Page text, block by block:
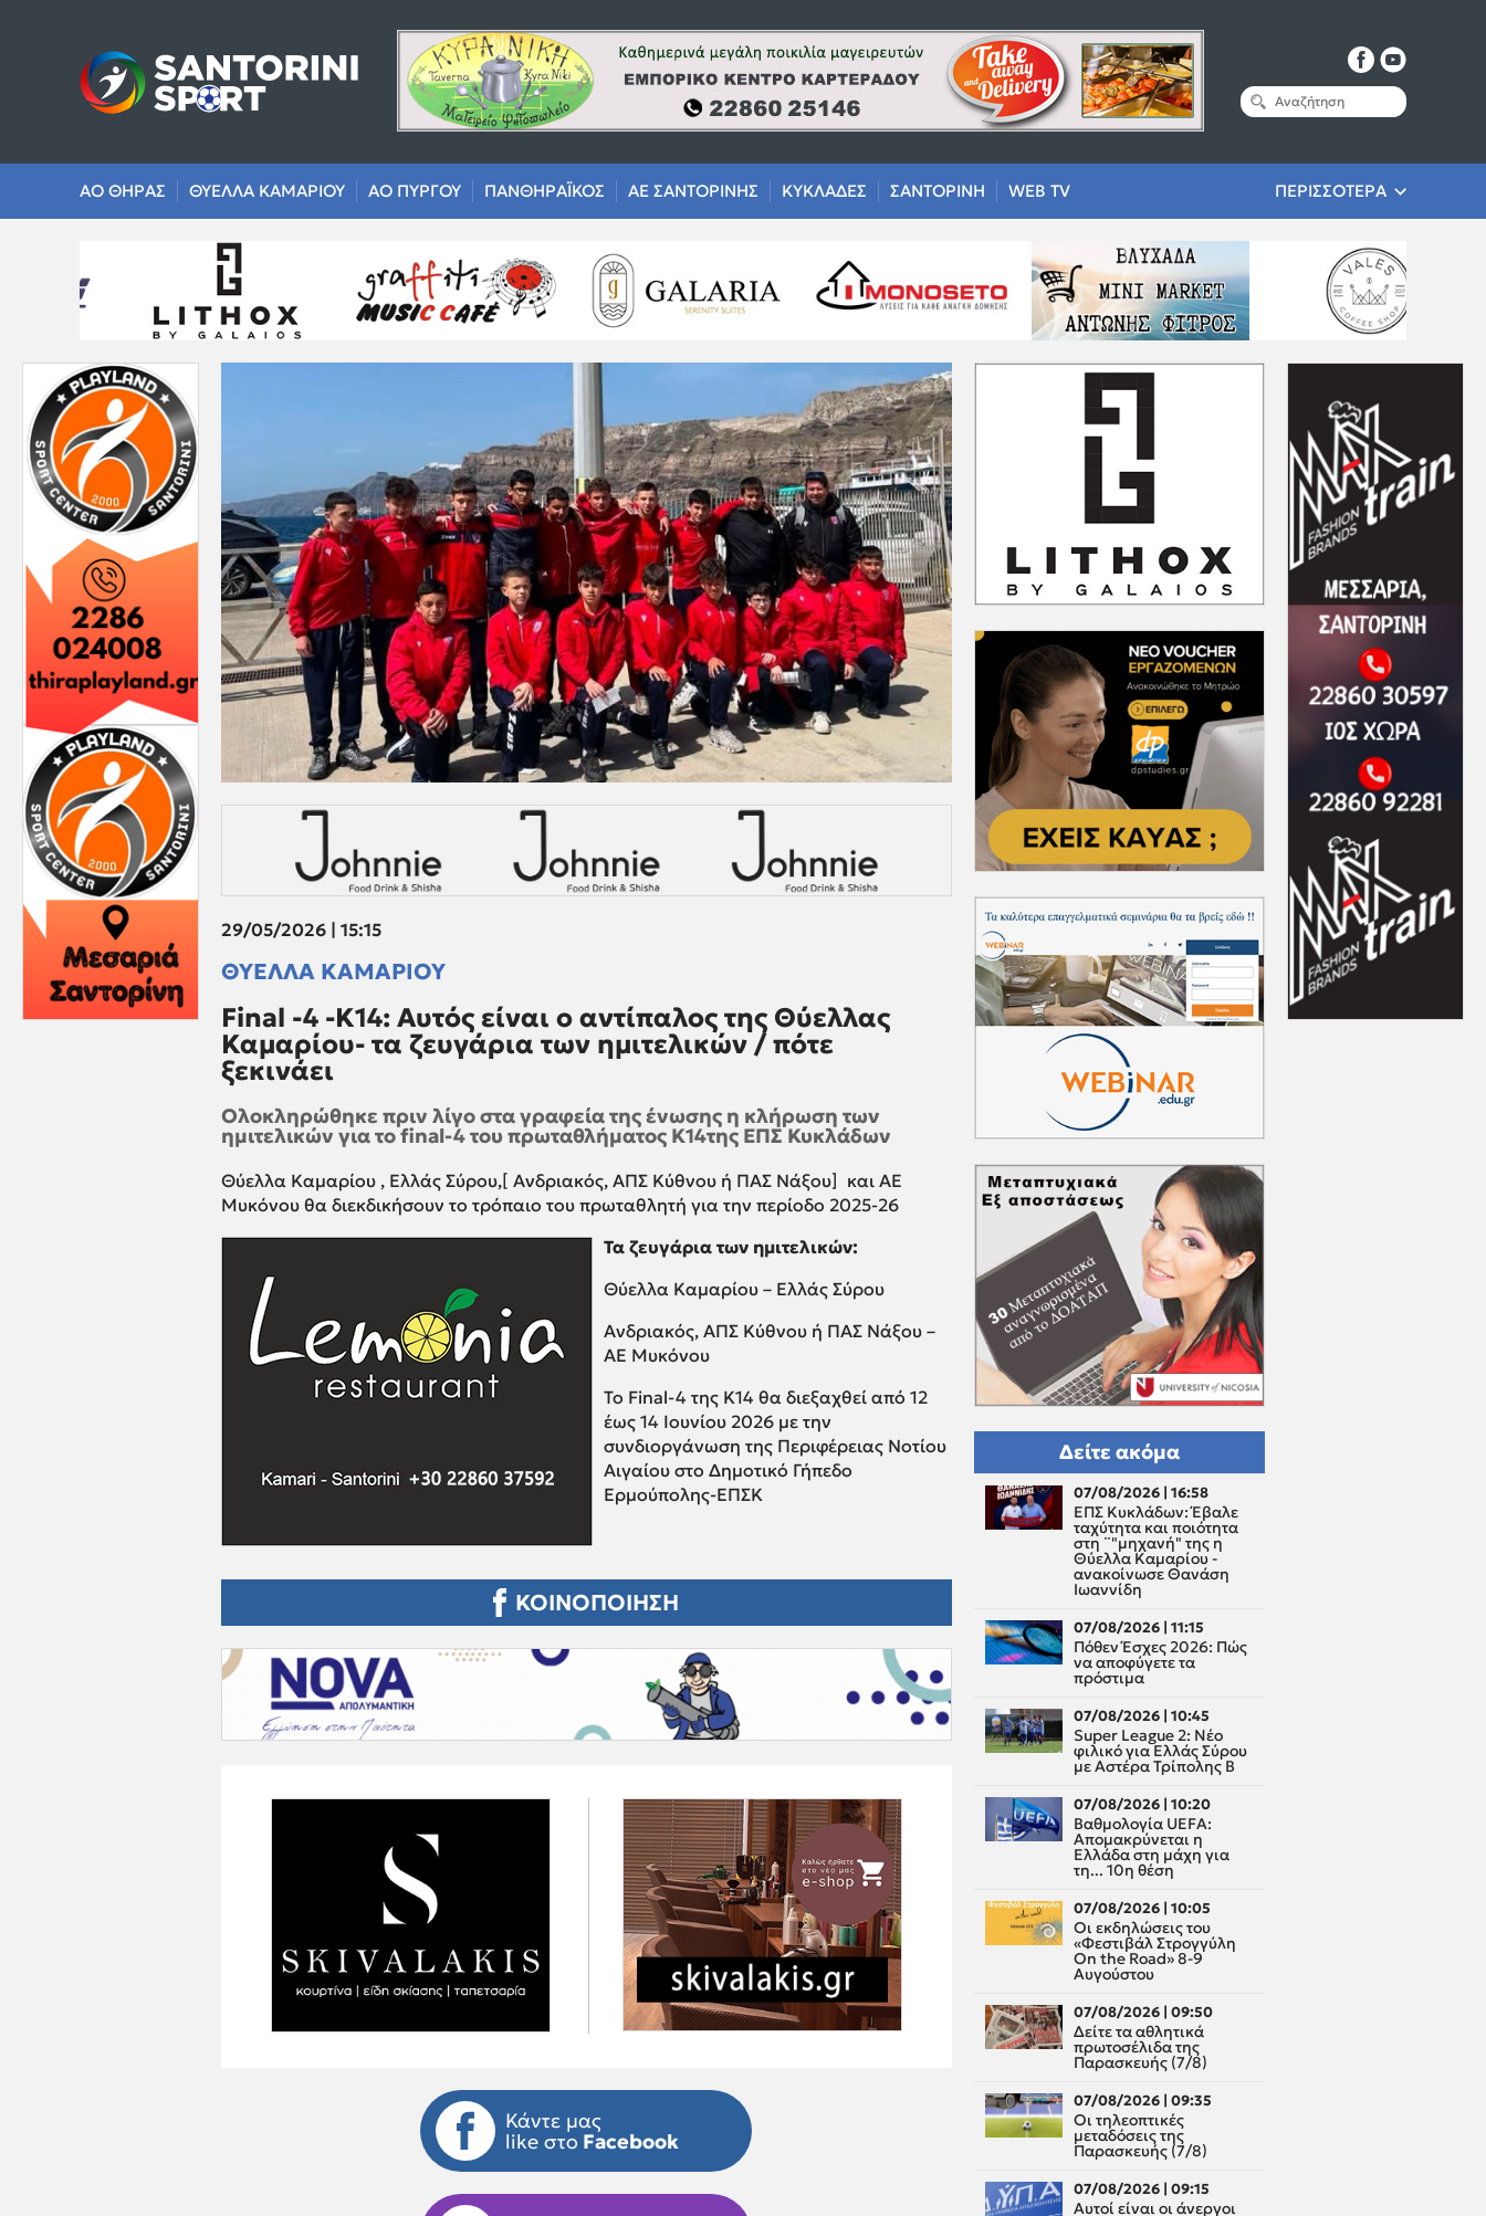
ΑΟ ΘΗΡΑΣ ΘΥΕΛΛΑ ΚΑΜΑΡΙΟΥ ΑΟ ΠΥΡΓΟΥ ΠΑΝΘΗΡΑΪΚΟΣ ΑΕ ΣΑΝΤΟΡΙΝΗΣ ΚΥΚΛΑΔΕΣ ΣΑΝΤΟΡΙΝΗ WEB TV ΠΕΡΙΣΣΟΤΕΡΑ
29/05/2026 | 15:15
ΘΥΕΛΛΑ ΚΑΜΑΡΙΟΥ
Final -4 -K14: Αυτός είναι ο αντίπαλος της Θύελλας
Καμαρίου- τα ζευγάρια των ημιτελικών / πότε
ξεκινάει
Ολοκληρώθηκε πριν λίγο στα γραφεία της ένωσης η κλήρωση των
ημιτελικών για το final-4 του πρωταθλήματος Κ14της ΕΠΣ Κυκλάδων
Θύελλα Καμαρίου , Ελλάς Σύρου,[ Ανδριακός, ΑΠΣ Κύθνου ή ΠΑΣ Νάξου] και ΑΕ
Μυκόνου θα διεκδικήσουν το τρόπαιο του πρωταθλητή για την περίοδο 2025-26
Τα ζευγάρια των ημιτελικών:
Θύελλα Καμαρίου – Ελλάς Σύρου
Ανδριακός, ΑΠΣ Κύθνου ή ΠΑΣ Νάξου –
ΑΕ Μυκόνου
Το Final-4 της Κ14 θα διεξαχθεί από 12
έως 14 Ιουνίου 2026 με την
συνδιοργάνωση της Περιφέρειας Νοτίου
Αιγαίου στο Δημοτικό Γήπεδο
Ερμούπολης-ΕΠΣΚ
ΚΟΙΝΟΠΟΙΗΣΗ
Κάντε μας
like στο Facebook
Δείτε ακόμα
07/08/2026 | 16:58
ΕΠΣ Κυκλάδων: Έβαλε
ταχύτητα και ποιότητα
στη ¨"μηχανή" της η
Θύελλα Καμαρίου -
ανακοίνωσε Θανάση
Ιωαννίδη
07/08/2026 | 11:15
Πόθεν Έσχες 2026: Πώς
να αποφύγετε τα
πρόστιμα
07/08/2026 | 10:45
Super League 2: Νέο
φιλικό για Ελλάς Σύρου
με Αστέρα Τρίπολης Β
07/08/2026 | 10:20
Βαθμολογία UEFA:
Απομακρύνεται η
Ελλάδα στη μάχη για
τη... 10η θέση
07/08/2026 | 10:05
Οι εκδηλώσεις του
«Φεστιβάλ Στρογγύλη
On the Road» 8-9
Αυγούστου
07/08/2026 | 09:50
Δείτε τα αθλητικά
πρωτοσέλιδα της
Παρασκευής (7/8)
07/08/2026 | 09:35
Οι τηλεοπτικές
μεταδόσεις της
Παρασκευής (7/8)
07/08/2026 | 09:15
Αυτοί είναι οι άνεργοι